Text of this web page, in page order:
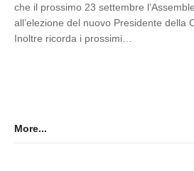
che il prossimo 23 settembre
all’elezione del nuovo Presidente della
Inoltre ricorda i prossimi…
More...